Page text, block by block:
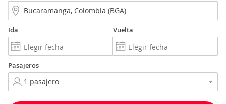
Ida Vuelta
Pasajeros